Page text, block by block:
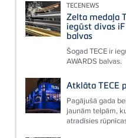
TECENEWS
Zelta medaļa
iegūst divas iF
balvas
Šogad TECE ir
AWARDS balvas.
Atklāta TECE
Pagājušā gada
jaunām telpām,
atradīsies